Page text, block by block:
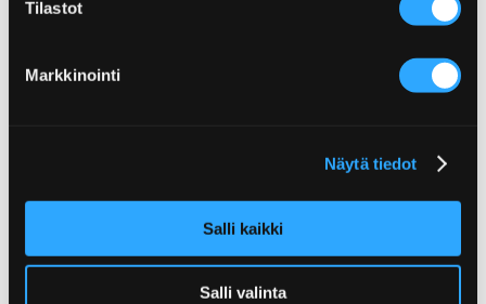
Tilastot
Markkinointi
Näytä tiedot
Salli kaikki
Salli valinta